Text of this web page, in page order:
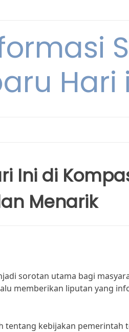
Hari
Ini di
Menarik
sorotan utama bagi
memberikan liputan yang
tentang kebijakan pemerintah